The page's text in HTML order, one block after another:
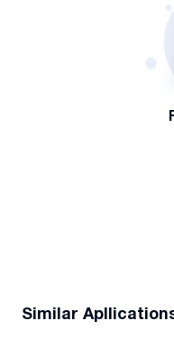
Similar